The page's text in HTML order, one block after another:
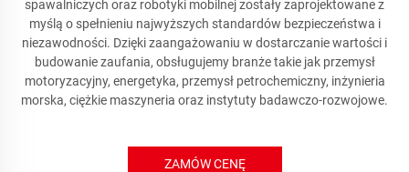
spawalniczych oraz robotyki mobilnej zostały zaprojektowane z
myślą o spełnieniu najwyższych standardów bezpieczeństwa i
niezawodności. Dzięki zaangażowaniu w dostarczanie wartości i
budowanie zaufania, obsługujemy branże takie jak przemysł
motoryzacyjny, energetyka, przemysł petrochemiczny, inżynieria
morska, ciężkie maszyneria oraz instytuty badawczo-rozwojowe.
ZAMÓW CENĘ